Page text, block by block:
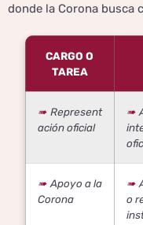
donde la Corona busca
CARGO O
TAREA
Represent
ación oficial
Apoyo a la
Corona
o